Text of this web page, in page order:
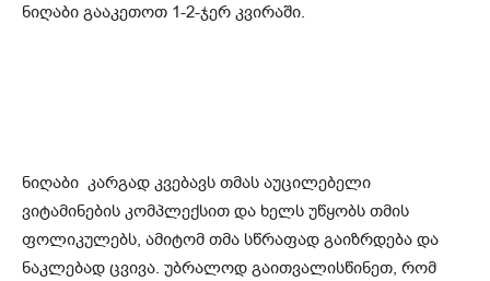
ნიღაბი გააკეთოთ 1-2-ჯერ კვირაში.
ნიღაბი კარგად კვებავს თმას აუცილებელი
ვიტამინების კომპლექსით და ხელს უწყობს თმის
ფოლიკულებს, ამიტომ თმა სწრაფად გაიზრდება და
ნაკლებად ცვივა. უბრალოდ გაითვალისწინეთ, რომ